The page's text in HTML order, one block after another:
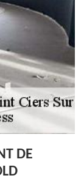
DE